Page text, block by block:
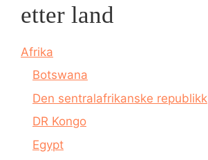
etter land
Afrika
Botswana
Den sentralafrikanske republikk
DR Kongo
Egypt